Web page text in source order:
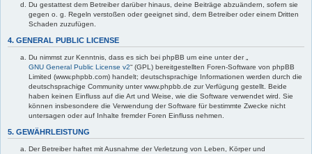
Du gestattest dem Betreiber darüber hinaus, deine Beiträge abzuändern, sofern sie
gegen o. g. Regeln verstoßen oder geeignet sind, dem Betreiber oder einem Dritten
Schaden zuzufügen.
4. GENERAL PUBLIC LICENSE
Du nimmst zur Kenntnis, dass es sich bei phpBB um eine unter der „
GNU General Public License v2“ (GPL) bereitgestellten Foren-Software von phpBB
Limited (www.phpbb.com) handelt; deutschsprachige Informationen werden durch die
deutschsprachige Community unter www.phpbb.de zur Verfügung gestellt. Beide
haben keinen Einfluss auf die Art und Weise, wie die Software verwendet wird. Sie
können insbesondere die Verwendung der Software für bestimmte Zwecke nicht
untersagen oder auf Inhalte fremder Foren Einfluss nehmen.
5. GEWÄHRLEISTUNG
Der Betreiber haftet mit Ausnahme der Verletzung von Leben, Körper und